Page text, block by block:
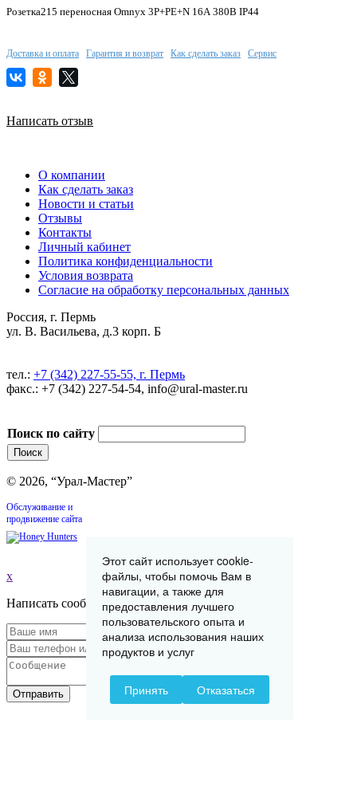
Розетка215 переносная Omnyx 3Р+РЕ+N 16А 380В IP44
Доставка и оплата Гарантия и возврат Как сделать заказ Сервис
Написать отзыв
О компании
Как сделать заказ
Новости и статьи
Отзывы
Контакты
Личный кабинет
Политика конфиденциальности
Условия возврата
Согласие на обработку персональных данных
Россия, г. Пермь
ул. В. Васильева, д.3 корп. Б
тел.: +7 (342) 227-55-55, г. Пермь
факс.: +7 (342) 227-54-54, info@ural-master.ru
Поиск по сайту
© 2026, “Урал-Мастер”
Обслуживание и
продвижение сайта
x
Написать сообщение
Отправить
Этот сайт использует cookie-
файлы, чтобы помочь Вам в
навигации, а также для
предоставления лучшего
пользовательского опыта и
анализа использования наших
продуктов и услуг
Принять Отказаться